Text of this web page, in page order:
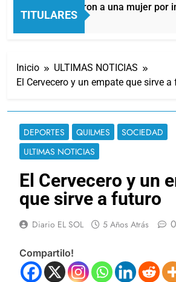
TITULARES
Quilmes: detuvieron a una mujer por
4 Horas Atrás
Inicio
ULTIMAS NOTICIAS
El Cervecero y un empate que sirve a
DEPORTES QUILMES
SOCIEDAD
ULTIMAS NOTICIAS
El Cervecero y un
que sirve a futuro
Diario EL SOL 5 Años Atrás 0
Compartilo!